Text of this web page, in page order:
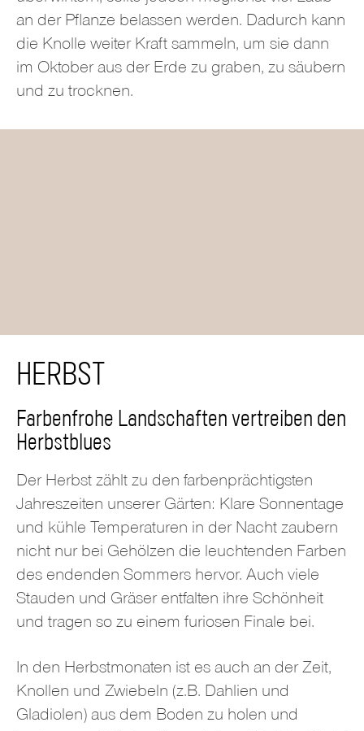
an der Pflanze belassen werden. Dadurch kann
die Knolle weiter Kraft sammeln, um sie dann
im Oktober aus der Erde zu graben, zu säubern
und zu trocknen.
HERBST
Farbenfrohe Landschaften vertreiben den
Herbstblues
Der Herbst zählt zu den farbenprächtigsten
Jahreszeiten unserer Gärten: Klare Sonnentage
und kühle Temperaturen in der Nacht zaubern
nicht nur bei Gehölzen die leuchtenden Farben
des endenden Sommers hervor. Auch viele
Stauden und Gräser entfalten ihre Schönheit
und tragen so zu einem furiosen Finale bei.
In den Herbstmonaten ist es auch an der Zeit,
Knollen und Zwiebeln (z.B. Dahlien und
Gladiolen) aus dem Boden zu holen und